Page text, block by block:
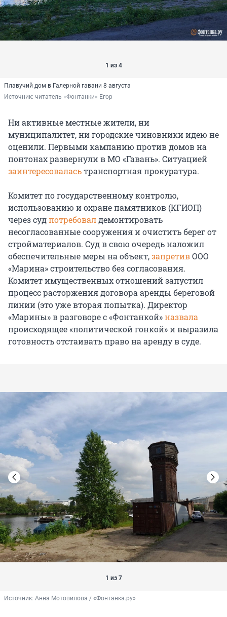
1 из 4
Плавучий дом в Галерной гавани 8 августа
Источник: читатель «Фонтанки» Егор
Ни активные местные жители, ни
муниципалитет, ни городские чиновники идею не
оценили. Первыми кампанию против домов на
понтонах развернули в МО «Гавань». Ситуацией
заинтересоваласьтранспортная прокуратура.
Комитет по государственному контролю,
использованию и охране памятников (КГИОП)
через судпотребовалдемонтировать
несогласованные сооружения и очистить берег от
стройматериалов. Суд в свою очередь наложил
обеспечительные меры на объект,запретивООО
«Марина» строительство без согласования.
Комитет имущественных отношений запустил
процесс расторжения договора аренды береговой
линии (это уже вторая попытка). Директор
«Марины» в разговоре с «Фонтанкой»назвала
происходящее «политической гонкой» и выразила
готовность отстаивать право на аренду в суде.
1 из 7
Источник: Анна Мотовилова / «Фонтанка.ру»